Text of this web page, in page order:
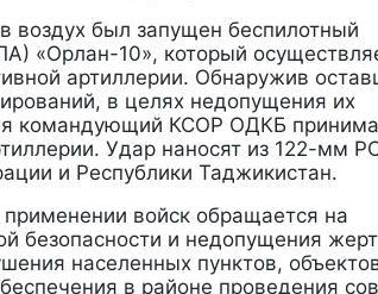
был запущен беспилотный
«Орлан-10», который
артиллерии. Обнаружив
в целях недопущения их
командующий КСОР ОДКБ
Удар наносят из 122-мм
и Республики Таджикистан.
войск обращается на
безопасности и недопущения
населенных пунктов,
в районе проведения